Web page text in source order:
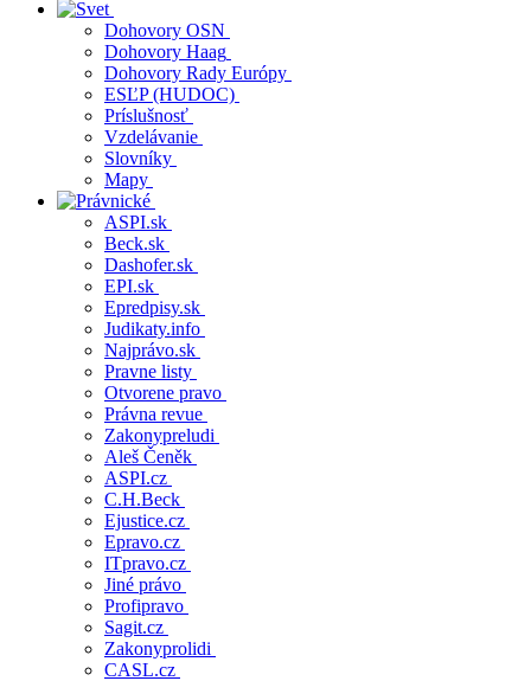
Dohovory OSN
Dohovory Haag
Dohovory Rady Európy
ESĽP (HUDOC)
Príslušnosť
Vzdelávanie
Slovníky
Mapy
ASPI.sk
Beck.sk
Dashofer.sk
EPI.sk
Epredpisy.sk
Judikaty.info
Najprávo.sk
Pravne listy
Otvorene pravo
Právna revue
Zakonypreludi
Aleš Čeněk
ASPI.cz
C.H.Beck
Ejustice.cz
Epravo.cz
ITpravo.cz
Jiné právo
Profipravo
Sagit.cz
Zakonyprolidi
CASL.cz